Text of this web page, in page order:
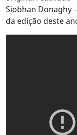
Siobhan Donaghy
da edição deste